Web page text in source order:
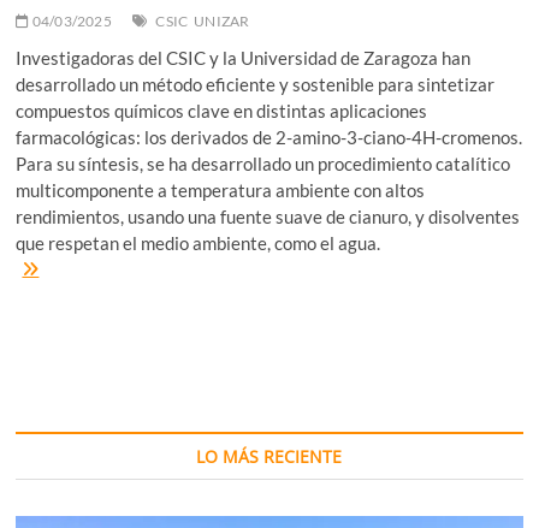
04/03/2025
CSIC UNIZAR
Investigadoras del CSIC y la Universidad de Zaragoza han
desarrollado un método eficiente y sostenible para sintetizar
compuestos químicos clave en distintas aplicaciones
farmacológicas: los derivados de 2-amino-3-ciano-4H-cromenos.
Para su síntesis, se ha desarrollado un procedimiento catalítico
multicomponente a temperatura ambiente con altos
rendimientos, usando una fuente suave de cianuro, y disolventes
que respetan el medio ambiente, como el agua.
Síntesis
farmacológico
LO MÁS RECIENTE